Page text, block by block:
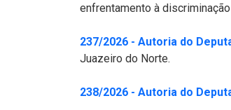
enfrentamento à
237/2026 - Autoria do
Juazeiro do Norte.
238/2026 - Autoria do